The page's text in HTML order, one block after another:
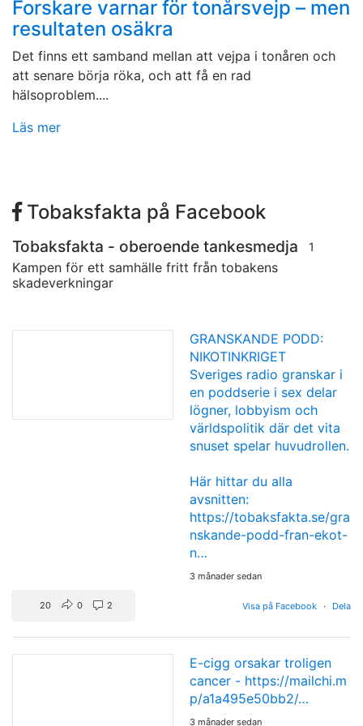
Forskare varnar för tonårsvejp – men
resultaten osäkra
Det finns ett samband mellan att vejpa i tonåren och
att senare börja röka, och att få en rad
hälsoproblem....
Läs mer
Tobaksfakta på Facebook
Tobaksfakta - oberoende tankesmedja 1
Kampen för ett samhälle fritt från tobakens
skadeverkningar
GRANSKANDE PODD:
NIKOTINKRIGET
Sveriges radio granskar i
en poddserie i sex delar
lögner, lobbyism och
världspolitik där det vita
snuset spelar huvudrollen.
Här hittar du alla
avsnitten:
https://tobaksfakta.se/gra
nskande-podd-fran-ekot-
n…
3 månader sedan
Visa på Facebook · Dela
20 0 2
E-cigg orsakar troligen
cancer - https://mailchi.m
p/a1a495e50bb2/…
3 månader sedan